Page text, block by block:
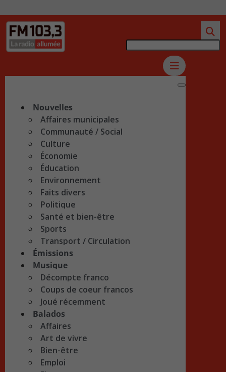
Nouvelles
Affaires municipales
Communauté / Social
Culture
Économie
Éducation
Environnement
Faits divers
Politique
Santé et bien-être
Sports
Transport / Circulation
Émissions
Musique
Décompte franco
Coups de coeur francos
Joué récemment
Balados
Affaires
Art de vivre
Bien-être
Emploi